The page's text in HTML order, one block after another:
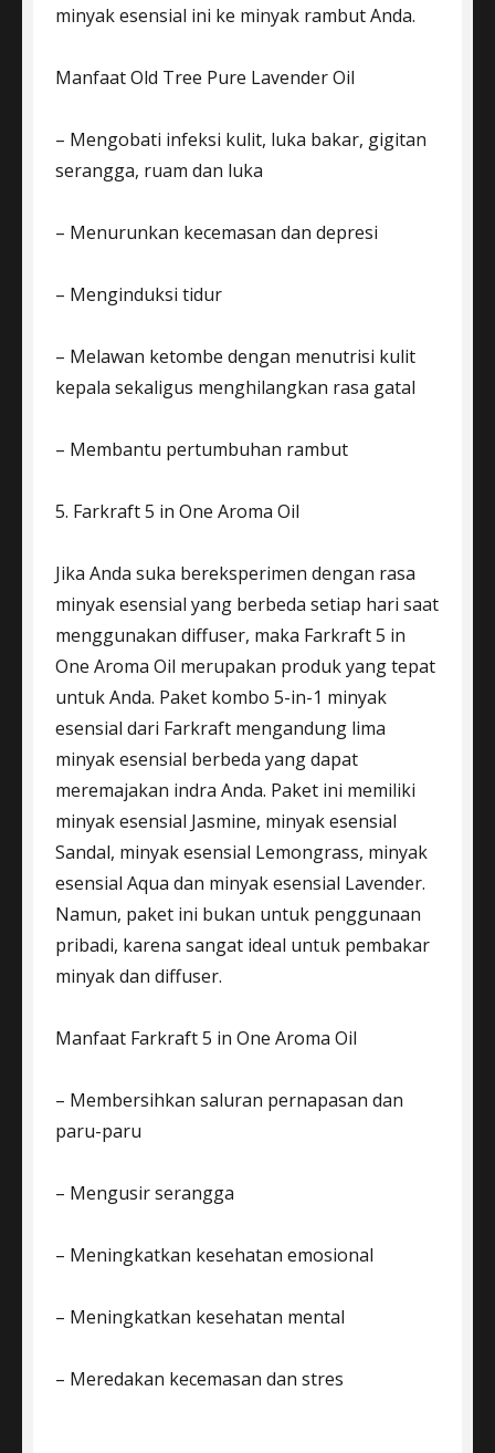
minyak esensial ini ke minyak rambut Anda.
Manfaat Old Tree Pure Lavender Oil
– Mengobati infeksi kulit, luka bakar, gigitan
serangga, ruam dan luka
– Menurunkan kecemasan dan depresi
– Menginduksi tidur
– Melawan ketombe dengan menutrisi kulit
kepala sekaligus menghilangkan rasa gatal
– Membantu pertumbuhan rambut
5. Farkraft 5 in One Aroma Oil
Jika Anda suka bereksperimen dengan rasa
minyak esensial yang berbeda setiap hari saat
menggunakan diffuser, maka Farkraft 5 in
One Aroma Oil merupakan produk yang tepat
untuk Anda. Paket kombo 5-in-1 minyak
esensial dari Farkraft mengandung lima
minyak esensial berbeda yang dapat
meremajakan indra Anda. Paket ini memiliki
minyak esensial Jasmine, minyak esensial
Sandal, minyak esensial Lemongrass, minyak
esensial Aqua dan minyak esensial Lavender.
Namun, paket ini bukan untuk penggunaan
pribadi, karena sangat ideal untuk pembakar
minyak dan diffuser.
Manfaat Farkraft 5 in One Aroma Oil
– Membersihkan saluran pernapasan dan
paru-paru
– Mengusir serangga
– Meningkatkan kesehatan emosional
– Meningkatkan kesehatan mental
– Meredakan kecemasan dan stres